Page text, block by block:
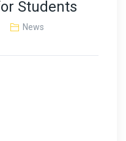
Students
News